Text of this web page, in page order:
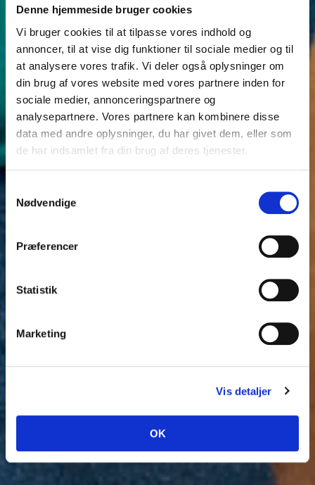
Denne hjemmeside bruger cookies
Vi bruger cookies til at tilpasse vores indhold og
annoncer, til at vise dig funktioner til sociale medier og til
at analysere vores trafik. Vi deler også oplysninger om
din brug af vores website med vores partnere inden for
sociale medier, annonceringspartnere og
analysepartnere. Vores partnere kan kombinere disse
data med andre oplysninger, du har givet dem, eller som
de har indsamlet fra din brug af deres tjenester.
Nødvendige
Præferencer
Statistik
Marketing
Vis detaljer
OK